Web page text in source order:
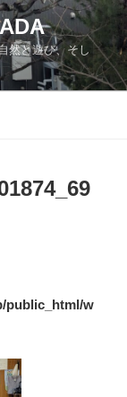
然と遊び、そし
public_html/w